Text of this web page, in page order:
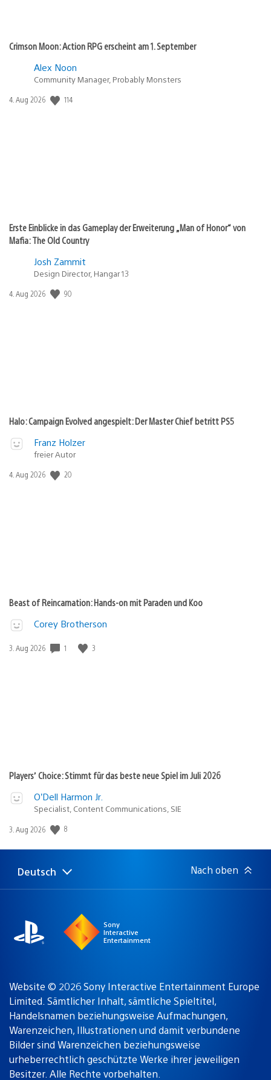
Crimson Moon: Action RPG erscheint am 1. September
Alex Noon
Community Manager, Probably Monsters
Veröffentlichungsdatum:
4. Aug 2026 114
Erste Einblicke in das Gameplay der Erweiterung „Man of Honor“ von
Mafia: The Old Country
Josh Zammit
Design Director, Hangar 13
Veröffentlichungsdatum:
4. Aug 2026 90
Halo: Campaign Evolved angespielt: Der Master Chief betritt PS5
Franz Holzer
freier Autor
Veröffentlichungsdatum:
4. Aug 2026 20
Beast of Reincarnation: Hands-on mit Paraden und Koo
Corey Brotherson
Veröffentlichungsdatum:
3. Aug 2026 1 3
Players’ Choice: Stimmt für das beste neue Spiel im Juli 2026
O’Dell Harmon Jr.
Specialist, Content Communications, SIE
Veröffentlichungsdatum:
3. Aug 2026 8
Select
Aktuelle
Deutsch Nach oben
Sony
Interactive
Entertainment
Website © 2026 Sony Interactive Entertainment Europe
Limited. Sämtlicher Inhalt, sämtliche Spieltitel,
Handelsnamen beziehungsweise Aufmachungen,
Warenzeichen, Illustrationen und damit verbundene
Bilder sind Warenzeichen beziehungsweise
urheberrechtlich geschützte Werke ihrer jeweiligen
Besitzer. Alle Rechte vorbehalten.